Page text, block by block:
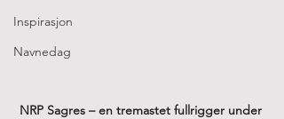
Inspirasjon
Navnedag
NRP Sagres – en tremastet fullrigger under